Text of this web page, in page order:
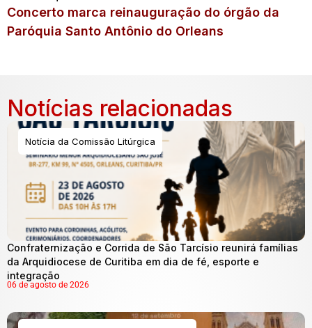
Concerto marca reinauguração do órgão da
Paróquia Santo Antônio do Orleans
Notícias relacionadas
Notícia da Comissão Litúrgica
Confraternização e Corrida de São Tarcísio reunirá famílias
da Arquidiocese de Curitiba em dia de fé, esporte e
integração
06 de agosto de 2026